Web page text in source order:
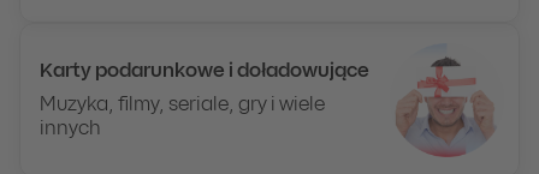
Karty podarunkowe i doładowujące
Muzyka, filmy, seriale, gry i wiele
innych